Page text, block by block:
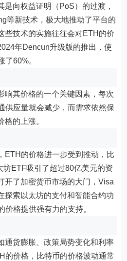
是向权益证明（PoS）的过渡，
等新技术，极大地推动了平台的
些技术的实施往往会对ETH的价
年Dencun升级版的推出，使
了60%。
响其价格的一个关键因素，每次
供应量就会减少，而需求依然保
的上涨。
ETH的价格进一步受到推动，比
ETF吸引了超过80亿美元的资
开了加密货币市场的大门，Visa
探索以太坊的支付和智能合约功
格提供强有力的支持。
通货膨胀、政策局势变化和利率
的价格，比特币的价格波动通常